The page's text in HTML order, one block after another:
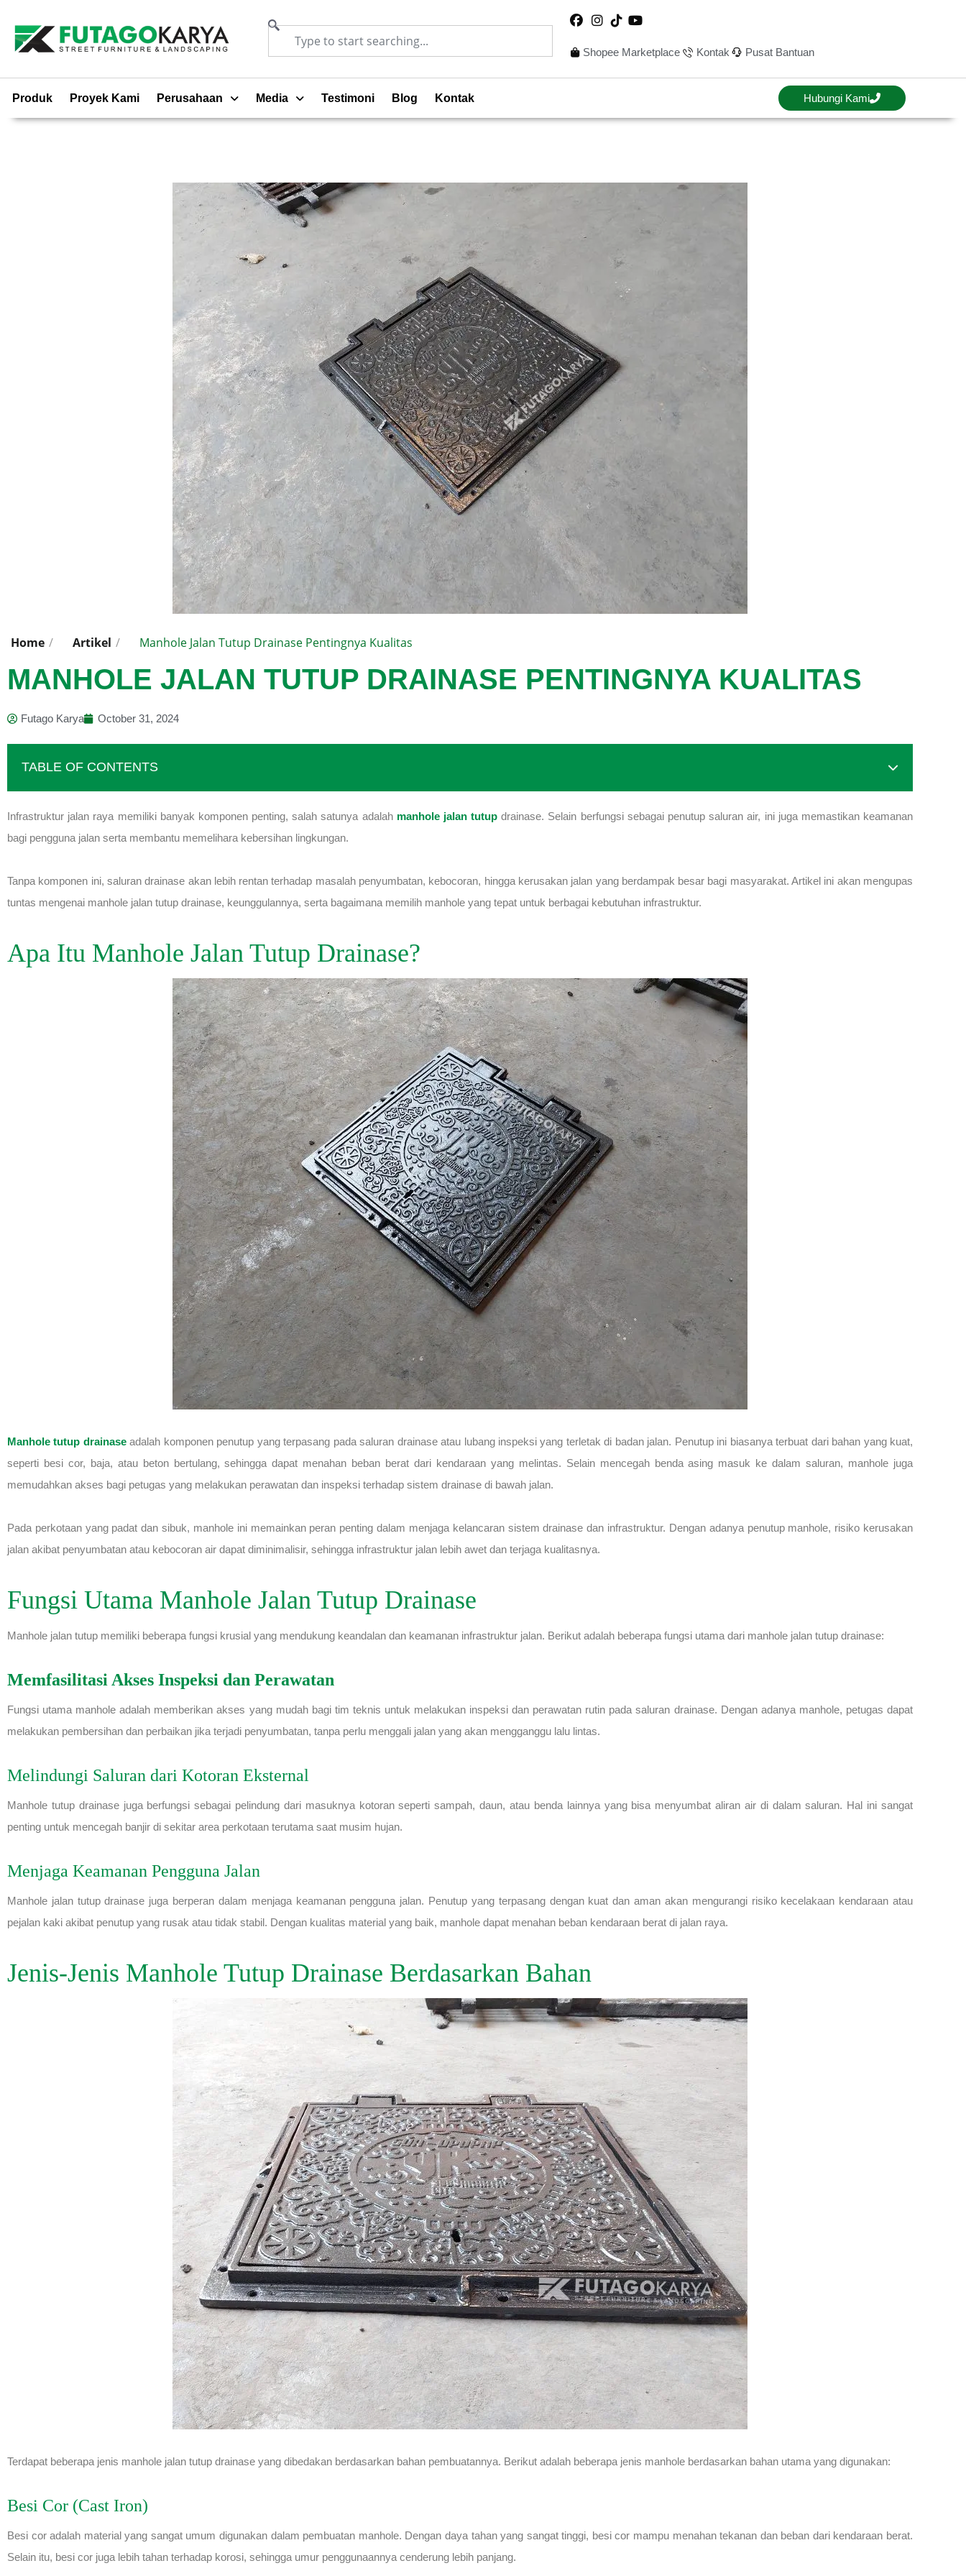
Shopee Marketplace Kontak Pusat Bantuan
Produk Proyek Kami Perusahaan Media Testimoni Blog Kontak Hubungi Kami
Home / Artikel / Manhole Jalan Tutup Drainase Pentingnya Kualitas
MANHOLE JALAN TUTUP DRAINASE PENTINGNYA KUALITAS
Futago Karya October 31, 2024
TABLE OF CONTENTS
Infrastruktur jalan raya memiliki banyak komponen penting, salah satunya adalah manhole jalan tutup drainase. Selain berfungsi sebagai penutup saluran air, ini juga memastikan keamanan
bagi pengguna jalan serta membantu memelihara kebersihan lingkungan.
Tanpa komponen ini, saluran drainase akan lebih rentan terhadap masalah penyumbatan, kebocoran, hingga kerusakan jalan yang berdampak besar bagi masyarakat. Artikel ini akan mengupas
tuntas mengenai manhole jalan tutup drainase, keunggulannya, serta bagaimana memilih manhole yang tepat untuk berbagai kebutuhan infrastruktur.
Apa Itu Manhole Jalan Tutup Drainase?
Manhole tutup drainaseadalah komponen penutup yang terpasang pada saluran drainase atau lubang inspeksi yang terletak di badan jalan. Penutup ini biasanya terbuat dari bahan yang kuat,
seperti besi cor, baja, atau beton bertulang, sehingga dapat menahan beban berat dari kendaraan yang melintas. Selain mencegah benda asing masuk ke dalam saluran, manhole juga
memudahkan akses bagi petugas yang melakukan perawatan dan inspeksi terhadap sistem drainase di bawah jalan.
Pada perkotaan yang padat dan sibuk, manhole ini memainkan peran penting dalam menjaga kelancaran sistem drainase dan infrastruktur. Dengan adanya penutup manhole, risiko kerusakan
jalan akibat penyumbatan atau kebocoran air dapat diminimalisir, sehingga infrastruktur jalan lebih awet dan terjaga kualitasnya.
Fungsi Utama Manhole Jalan Tutup Drainase
Manhole jalan tutup memiliki beberapa fungsi krusial yang mendukung keandalan dan keamanan infrastruktur jalan. Berikut adalah beberapa fungsi utama dari manhole jalan tutup drainase:
Memfasilitasi Akses Inspeksi dan Perawatan
Fungsi utama manhole adalah memberikan akses yang mudah bagi tim teknis untuk melakukan inspeksi dan perawatan rutin pada saluran drainase. Dengan adanya manhole, petugas dapat
melakukan pembersihan dan perbaikan jika terjadi penyumbatan, tanpa perlu menggali jalan yang akan mengganggu lalu lintas.
Melindungi Saluran dari Kotoran Eksternal
Manhole tutup drainase juga berfungsi sebagai pelindung dari masuknya kotoran seperti sampah, daun, atau benda lainnya yang bisa menyumbat aliran air di dalam saluran. Hal ini sangat
penting untuk mencegah banjir di sekitar area perkotaan terutama saat musim hujan.
Menjaga Keamanan Pengguna Jalan
Manhole jalan tutup drainase juga berperan dalam menjaga keamanan pengguna jalan. Penutup yang terpasang dengan kuat dan aman akan mengurangi risiko kecelakaan kendaraan atau
pejalan kaki akibat penutup yang rusak atau tidak stabil. Dengan kualitas material yang baik, manhole dapat menahan beban kendaraan berat di jalan raya.
Jenis-Jenis Manhole Tutup Drainase Berdasarkan Bahan
Terdapat beberapa jenis manhole jalan tutup drainase yang dibedakan berdasarkan bahan pembuatannya. Berikut adalah beberapa jenis manhole berdasarkan bahan utama yang digunakan:
Besi Cor (Cast Iron)
Besi cor adalah material yang sangat umum digunakan dalam pembuatan manhole. Dengan daya tahan yang sangat tinggi, besi cor mampu menahan tekanan dan beban dari kendaraan berat.
Selain itu, besi cor juga lebih tahan terhadap korosi, sehingga umur penggunaannya cenderung lebih panjang.